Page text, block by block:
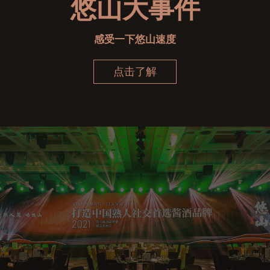
悠山大事件
感受一下悠山速度
点击了解